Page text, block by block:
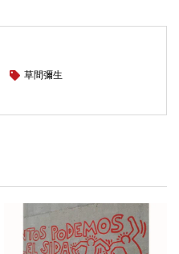
草間彌生